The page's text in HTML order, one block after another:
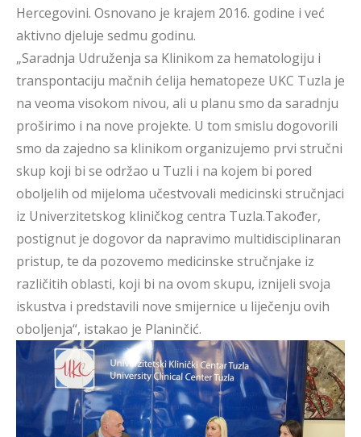
Hercegovini. Osnovano je krajem 2016. godine i već
aktivno djeluje sedmu godinu.
„Saradnja Udruženja sa Klinikom za hematologiju i
transpontaciju mačnih ćelija hematopeze UKC Tuzla je
na veoma visokom nivou, ali u planu smo da saradnju
proširimo i na nove projekte. U tom smislu dogovorili
smo da zajedno sa klinikom organizujemo prvi stručni
skup koji bi se održao u Tuzli i na kojem bi pored
oboljelih od mijeloma učestvovali medicinski stručnjaci
iz Univerzitetskog kliničkog centra Tuzla.Također,
postignut je dogovor da napravimo multidisciplinaran
pristup, te da pozovemo medicinske stručnjake iz
različitih oblasti, koji bi na ovom skupu, iznijeli svoja
iskustva i predstavili nove smijernice u liječenju ovih
oboljenja“, istakao je Planinčić.